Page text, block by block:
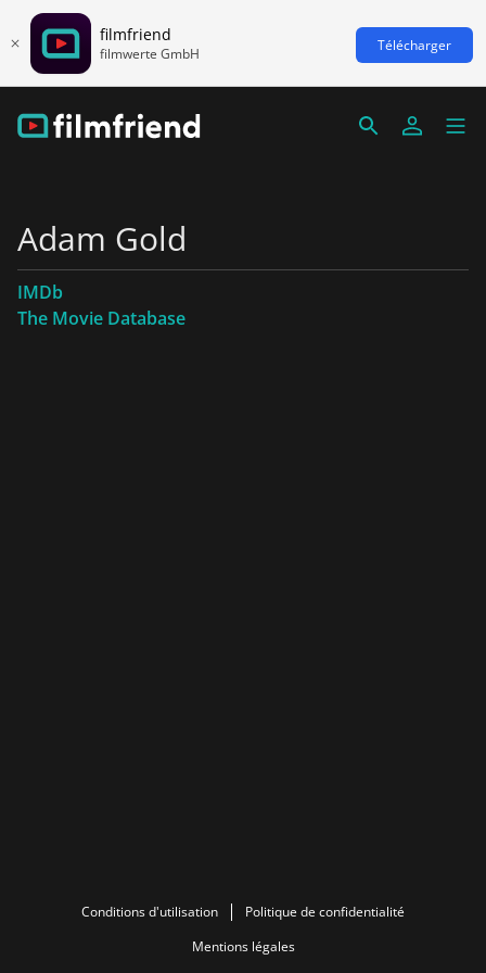
filmfriend
filmwerte GmbH Télécharger
Adam Gold
IMDb
The Movie Database
Conditions d'utilisation
Politique de confidentialité
Mentions légales